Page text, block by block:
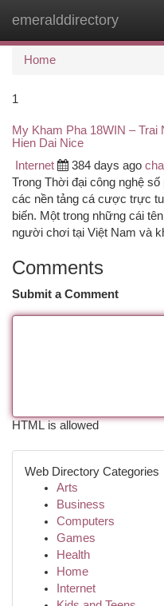
emeralddirectory
Home
1
My Kham Pha 18WIN – Trai
Hien Dai Nice
Internet 384 days ago
Trong Thời đại công nghệ
các nền tảng cá cược trực
biến. Một trong những cái
người chơi tại Việt Nam và
Comments
Submit a Comment
HTML is allowed
Web Directory Categories
Arts
Business
Computers
Games
Health
Home
Internet